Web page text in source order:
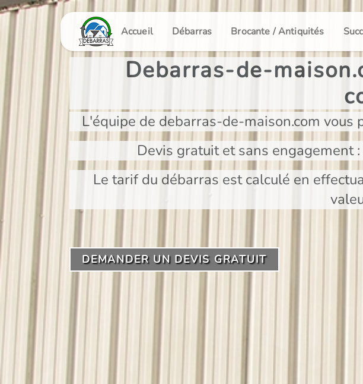
Accueil Débarras Brocante / Antiquités
Debarras-de-
L'équipe de debarras-de-maison.com
Devis gratuit et sans engagement
Le tarif du débarras est calculé en
DEMANDER UN DEVIS GRATUIT
Panneau de gestion des cookies